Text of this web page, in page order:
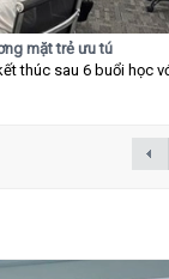
mặt trẻ ưu tú
thúc sau 6 buổi học